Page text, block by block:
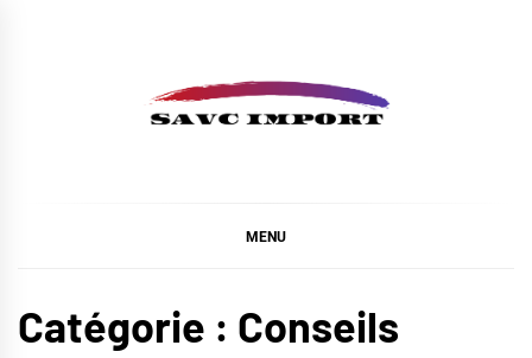
MENU
Catégorie : Conseils